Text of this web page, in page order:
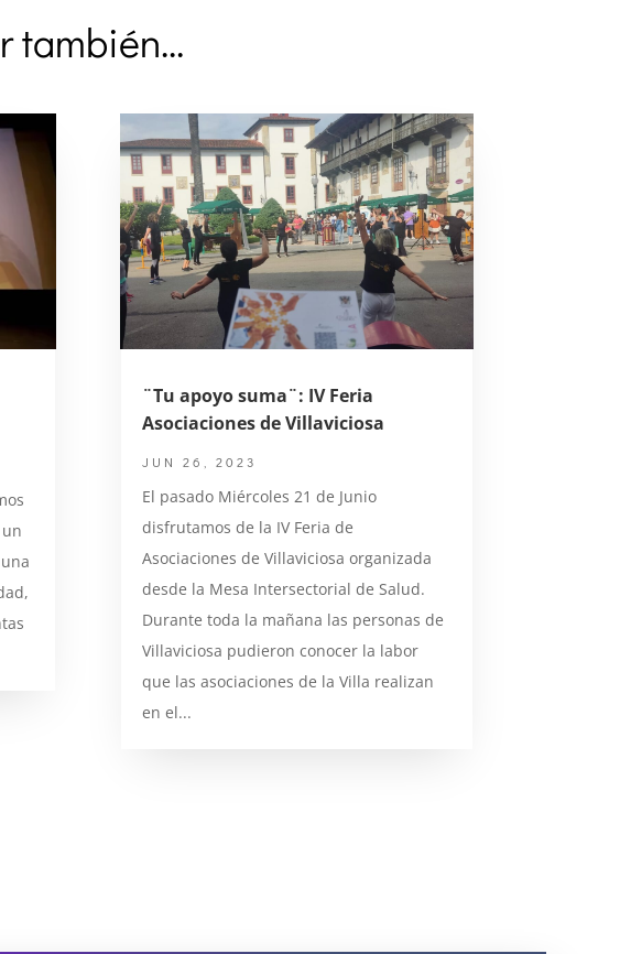
también…
¨Tu apoyo suma¨: IV Feria
Asociaciones de Villaviciosa
JUN 26, 2023
El pasado Miércoles 21 de Junio
disfrutamos de la IV Feria de
Asociaciones de Villaviciosa organizada
desde la Mesa Intersectorial de Salud.
Durante toda la mañana las personas de
Villaviciosa pudieron conocer la labor
que las asociaciones de la Villa realizan
en el...